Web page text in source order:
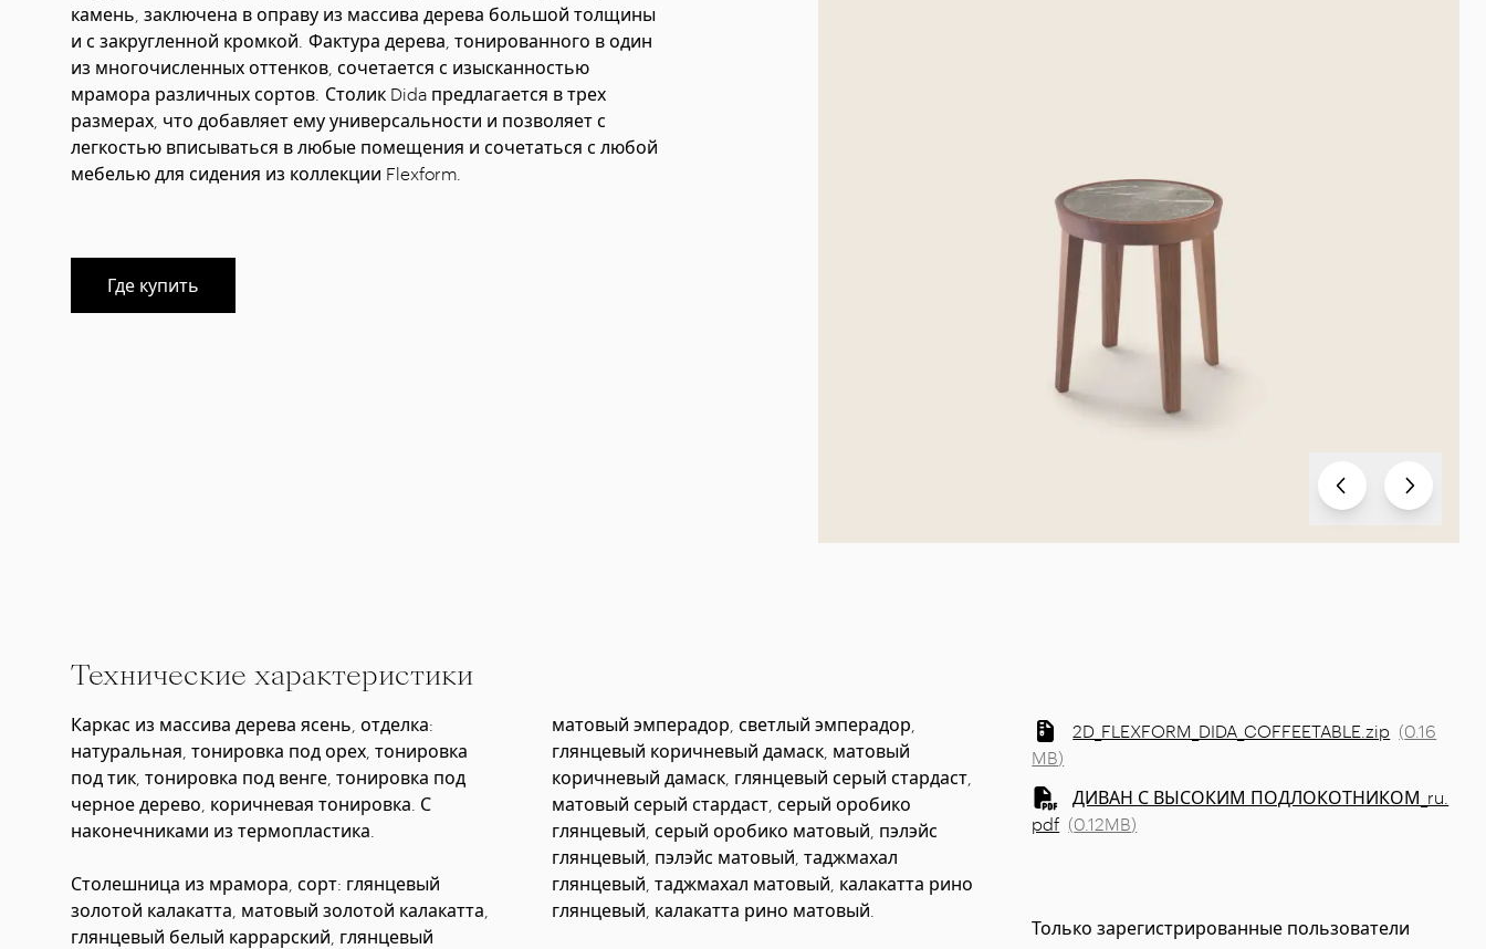
камень, заключена в оправу из массива дерева большой толщины
и с закругленной кромкой. Фактура дерева, тонированного в один
из многочисленных оттенков, сочетается с изысканностью
мрамора различных сортов. Столик Dida предлагается в трех
размерах, что добавляет ему универсальности и позволяет с
легкостью вписываться в любые помещения и сочетаться с любой
мебелью для сидения из коллекции Flexform.
Где купить
Test Test
Технические характеристики
Каркас из массива дерева ясень, отделка:
натуральная, тонировка под орех, тонировка
под тик, тонировка под венге, тонировка под
черное дерево, коричневая тонировка. С
наконечниками из термопластика.
Столешница из мрамора, сорт: глянцевый
золотой калакатта, матовый золотой калакатта,
глянцевый белый каррарский, глянцевый
матовый эмперадор, светлый эмперадор,
глянцевый коричневый дамаск, матовый
коричневый дамаск, глянцевый серый стардаст,
матовый серый стардаст, серый оробико
глянцевый, серый оробико матовый, пэлэйс
глянцевый, пэлэйс матовый, таджмахал
глянцевый, таджмахал матовый, калакатта рино
глянцевый, калакатта рино матовый.
2D_FLEXFORM_DIDA_COFFEETABLE.zip (0.16
MB)
ДИВАН С ВЫСОКИМ ПОДЛОКОТНИКОМ_ru.
pdf (0.12MB)
Только зарегистрированные пользователи